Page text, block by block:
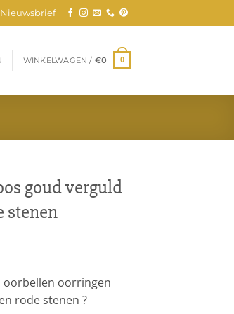
Nieuwsbrief
WINKELWAGEN / €0 0
goud verguld
stenen
oorbellen oorringen
rode stenen ?